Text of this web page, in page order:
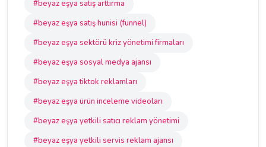
#beyaz eşya satış arttırma
#beyaz eşya satış hunisi (funnel)
#beyaz eşya sektörü kriz yönetimi firmaları
#beyaz eşya sosyal medya ajansı
#beyaz eşya tiktok reklamları
#beyaz eşya ürün inceleme videoları
#beyaz eşya yetkili satıcı reklam yönetimi
#beyaz eşya yetkili servis reklam ajansı